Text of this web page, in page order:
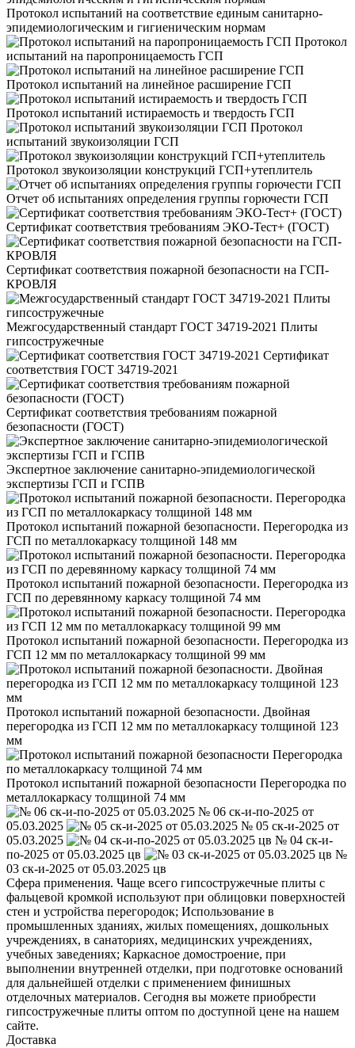
Протокол испытаний на соответствие единым санитарно-
эпидемиологическим и гигиеническим нормам
Протокол
испытаний на паропроницаемость ГСП
Протокол испытаний на линейное расширение ГСП
Протокол испытаний истираемость и твердость ГСП
Протокол
испытаний звукоизоляции ГСП
Протокол звукоизоляции конструкций ГСП+утеплитель
Отчет об испытаниях определения группы горючести ГСП
Сертификат соответствия требованиям ЭКО-Тест+ (ГОСТ)
Сертификат соответствия пожарной безопасности на ГСП-
КРОВЛЯ
Межгосударственный стандарт ГОСТ 34719-2021 Плиты
гипсостружечные
Сертификат
соответствия ГОСТ 34719-2021
Сертификат соответствия требованиям пожарной
безопасности (ГОСТ)
Экспертное заключение санитарно-эпидемиологической
экспертизы ГСП и ГСПВ
Протокол испытаний пожарной безопасности. Перегородка из
ГСП по металлокаркасу толщиной 148 мм
Протокол испытаний пожарной безопасности. Перегородка из
ГСП по деревянному каркасу толщиной 74 мм
Протокол испытаний пожарной безопасности. Перегородка из
ГСП 12 мм по металлокаркасу толщиной 99 мм
Протокол испытаний пожарной безопасности. Двойная
перегородка из ГСП 12 мм по металлокаркасу толщиной 123
мм
Протокол испытаний пожарной безопасности Перегородка по
металлокаркасу толщиной 74 мм
№ 06 ск-и-по-2025 от
05.03.2025
№ 05 ск-и-2025 от
05.03.2025
№ 04 ск-и-
по-2025 от 05.03.2025 цв
№
03 ск-и-2025 от 05.03.2025 цв
Сфера применения. Чаще всего гипсостружечные плиты с
фальцевой кромкой используют при облицовки поверхностей
стен и устройства перегородок; Использование в
промышленных зданиях, жилых помещениях, дошкольных
учреждениях, в санаториях, медицинских учреждениях,
учебных заведениях; Каркасное домостроение, при
выполнении внутренней отделки, при подготовке оснований
для дальнейшей отделки с применением финишных
отделочных материалов. Сегодня вы можете приобрести
гипсостружечные плиты оптом по доступной цене на нашем
сайте.
Доставка